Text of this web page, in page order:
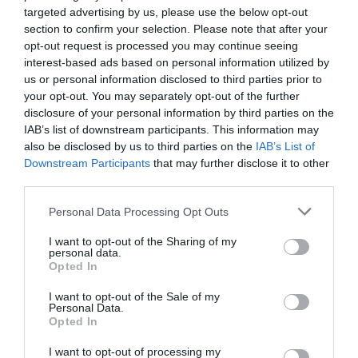
targeted advertising by us, please use the below opt-out
section to confirm your selection. Please note that after your
opt-out request is processed you may continue seeing
interest-based ads based on personal information utilized by
us or personal information disclosed to third parties prior to
your opt-out. You may separately opt-out of the further
disclosure of your personal information by third parties on the
IAB’s list of downstream participants. This information may
also be disclosed by us to third parties on the IAB’s List of
Downstream Participants that may further disclose it to other
Personal Data Processing Opt Outs
I want to opt-out of the Sharing of my
personal data.
Opted In
I want to opt-out of the Sale of my
Personal Data.
Opted In
I want to opt-out of processing my
kapcsolatépítésre, a networkingre és az üzleti
tárgyalásokra, a színvonalas szakmai előadások és
kerekasztal-beszélgetések mellett pedig szórakoztató
műsorral járul hozzá a résztvevők feltöltődéséhez és
kikapcsolódásához. A Portfolio Csoport az Agrárszektor
Konferencián adja át tizenegy kategóriában azokat az
évente odaítélhető díjakat, amelyek az agrárium
legkiemelkedőbb szakmai teljesítményeinek és
eredményeinek elismeréséül szolgálnak. A díjakat az
zsűri ítéli oda az ágazati szereplők benyújtott pályázatai
ügynökök, illetve az egyes üzleti, compliance és
adminisztratív folyamatokat támogató AI-eszközök és
vállalti megoldások korábban elképzelhetetlen sebességet
és rendkívüli hatékonyságbeli fejlődési lehetőséget adnak a
cégeknek. MIt kezdünk a megnyert munkaórákkal és a
megspórolt munkaerővel? A core bizniszt is felforgatja a
mesterséges intelligencia? Mire jó a vibe coding?
Nagyvállalatoknak és kkv-knak is szóló rendezvényünkön
DEEP TECH 2026
2026. november 18. Radisson Blu Béke Hotel
A következő évtizedek technológiai versenye nem azon dől
el, ki használja ügyesebben a kész megoldásokat. Hanem
azon, ki képes létrehozni, legyártani és birtokolni azokat a
működni. Egy új akkumulátor, amely tovább tárolja az
energiát. Egy anyag, amely könnyebb, erősebb vagy
olcsóbban előállítható a korábbiaknál. Egy gyógyszer vagy
diagnosztikai eljárás, amely korábban kezelhetetlen
betegségekre ad választ. Robotikai rendszer, védelmi
technológia, új gyártási folyamat vagy űripari fejlesztés.
kutatás, komplex szakértelem, jelentős tőke és kitartó
PORTFOLIO KONFERENCIÁK 25 ÉVE